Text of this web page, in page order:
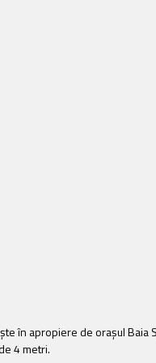
în apropiere de oraşul
4 metri.